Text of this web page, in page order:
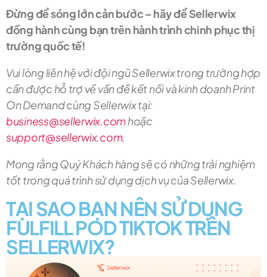
Đừng để sóng lớn cản bước – hãy để Sellerwix
đồng hành cùng bạn trên hành trình chinh phục thị
trường quốc tế!
Vui lòng liên hệ với đội ngũ Sellerwix trong trường hợp
cần được hỗ trợ về vấn đề kết nối và kinh doanh Print
On Demand cùng Sellerwix tại:
business@sellerwix.comhoặc
support@sellerwix.com.
Mong rằng Quý Khách hàng sẽ có những trải nghiệm
tốt trong quá trình sử dụng dịch vụ của Sellerwix.
TẠI SAO BẠN NÊN SỬ DỤNG
FULFILL POD TIKTOK TRÊN
SELLERWIX?